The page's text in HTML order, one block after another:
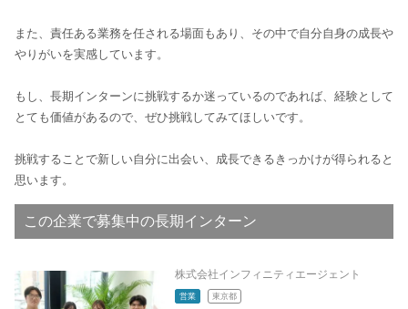
また、責任ある業務を任される場面もあり、その中で自分自身の成長や
やりがいを実感しています。
もし、長期インターンに挑戦するか迷っているのであれば、経験として
とても価値があるので、ぜひ挑戦してみてほしいです。
挑戦することで新しい自分に出会い、成長できるきっかけが得られると
思います。
この企業で募集中の長期インターン
株式会社インフィニティエージェント
営業 東京都